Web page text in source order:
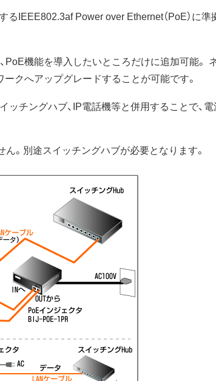
IEEE802.3af Power over Ethernet（PoE）に
機能を導入したいところだけに追加可能。
クへアップグレードすることが可能です。
チングハブ、IP電話機等と併用することで、
。別途スイッチングハブが必要となります。